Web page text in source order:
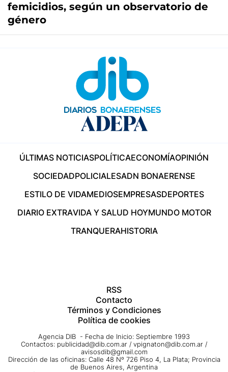
femicidios, según un observatorio de
género
ÚLTIMAS NOTICIASPOLÍTICAECONOMÍAOPINIÓN
SOCIEDADPOLICIALESADN BONAERENSE
ESTILO DE VIDAMEDIOSEMPRESASDEPORTES
DIARIO EXTRAVIDA Y SALUD HOYMUNDO MOTOR
TRANQUERAHISTORIA
RSS
Contacto
Términos y Condiciones
Política de cookies
Agencia DIB - Fecha de Inicio: Septiembre 1993
Contactos: publicidad@dib.com.ar / vpignaton@dib.com.ar /
avisosdib@gmail.com
Dirección de las oficinas: Calle 48 Nº 726 Piso 4, La Plata; Provincia
de Buenos Aires, Argentina